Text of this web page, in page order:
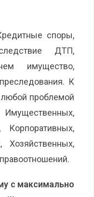
споры,
ДТП,
имущество,
К
проблемой
Корпоративных,
Хозяйственных,
с максимально